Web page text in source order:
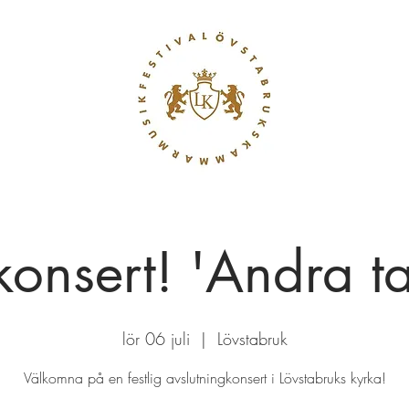
'Andra
lör 06 juli
  |
Lövstabruk
Välkomna på en festlig avslutningkonsert i Lövstabruks kyrka!